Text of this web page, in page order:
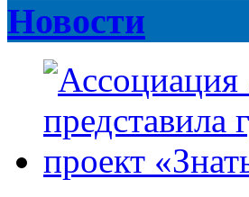
Новости